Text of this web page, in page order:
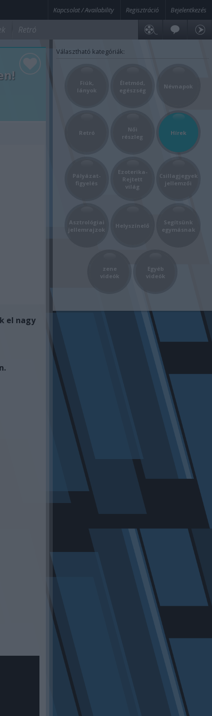
Kapcsolat / Availability Regisztráció Bejelentkezés
Retró
Választható kategóriák:
Fiúk,
lányok
Életmód,
egészség
Névnapok
Retró
Női
részleg
Hírek
Pályázat-
figyelés
Ezoterika-
Rejtett
világ
Csillagjegyek
jellemzői
Asztrológiai
jellemrajzok
Helyszínelő
Segítsünk
egymásnak
zene
videók
Egyéb
videók
el nagy